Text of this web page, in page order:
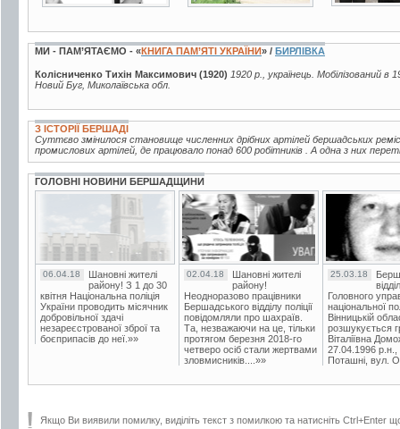
МИ - ПАМ’ЯТАЄМО - «КНИГА ПАМ’ЯТІ УКРАЇНИ» / БИРЛІВКА
Колісниченко Тихін Максимович (1920) 1920 р., українець. Мобілізований
Новий Буг, Миколаївська обл.
З ІСТОРІЇ БЕРШАДІ
Суттєво змінилося становище численних дрібних артілей бершадських
промислових артілей, де працювало понад 600 робітників . А одна з них
ГОЛОВНІ НОВИНИ БЕРШАДЩИНИ
06.04.18
Шановні жителі
району! З 1 до 30
квітня Національна поліція
України проводить місячник
добровільної здачі
незареєстрованої зброї та
боєприпасів до неї.»»
02.04.18
Шановні жителі
району!
Неодноразово працівники
Бершадського відділу поліції
повідомляли про шахраїв.
Та, незважаючи на це, тільки
протягом березня 2018-го
четверо осіб стали жертвами
зловмисників....»»
25.03.18
Головного
національної
Вінницькій
розшукується
Віталіївна
27.04.1996 р.н.,
Поташні, вул.
Якщо Ви виявили помилку, виділіть текст з помилкою та натисніть Ctrl+Enter